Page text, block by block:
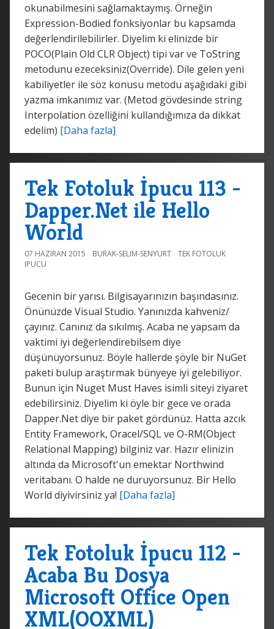
okunabilmesini sağlamaktaymış. Örneğin
Expression-Bodied fonksiyonlar bu kapsamda
değerlendirilebilirler. Diyelim ki elinizde bir
POCO(Plain Old CLR Object) tipi var ve ToString
metodunu ezeceksiniz(Override). Dile gelen yeni
kabiliyetler ile söz konusu metodu aşağıdaki gibi
yazma imkanımız var. (Metod gövdesinde string
Interpolation özelliğini kullandığımıza da dikkat
edelim) [Daha fazla]
Tek Fotoluk İpucu 113 -
Dapper.Net ile Hello
World
07 HAZIRAN 2015 BURAK-SELIM-SENYURT
TEK FOTOLUK
IPUCU
Gecenin bir yarısı. Bilgisayarınızın başındasınız.
Önünüzde Visual Studio. Yanınızda kahveniz/
çayınız. Canınız da sıkılmış. Acaba ne yapsam da
vaktimi iyi değerlendirebilsem diye
düşünüyorsunuz. Böyle hallerde şöyle bir NuGet
paketi bulup araştırmak bünyeye iyi gelebiliyor.
Bunun için Nuget Must Haves isimli siteyi ziyaret
edebilirsiniz. Diyelim ki öyle bir gece ve orada
Dapper.Net diye bir paket gördünüz. Hatta azcık
Entity Framework, Oracel/SQL ve O-RM(Object
Relational Mapping) bilginiz var. Hazır elinizin
altında da Microsoft'un emektar Northwind
veritabanı. O halde ne duruyorsunuz. Bir Hello
World diyivirsiniz ya! [Daha fazla]
Tek Fotoluk İpucu 112 -
Acaba Bu Dosya
Microsoft Office Open
XML(OOXML)